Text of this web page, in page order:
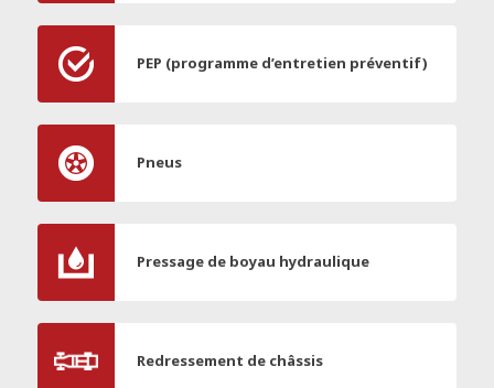
PEP (programme d’entretien préventif)
Pneus
Pressage de boyau hydraulique
Redressement de châssis